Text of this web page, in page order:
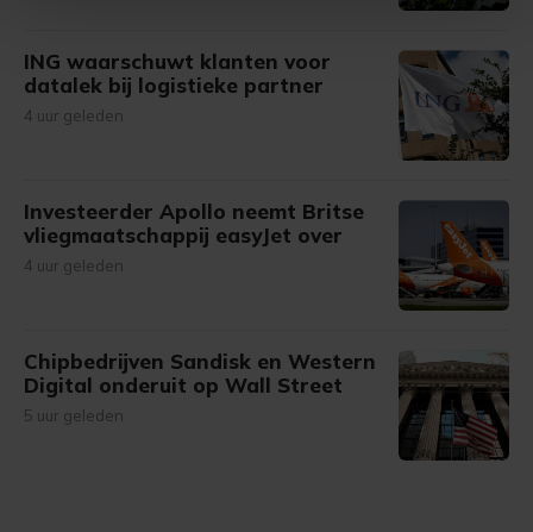
Met cookies werkt onze website beter en wordt jouw
bezoek makkelijker en persoonlijker. Op
onze cookiepagina kun je ons cookiebeleid bekijken en je
ING waarschuwt klanten voor
datalek bij logistieke partner
4 uur geleden
Investeerder Apollo neemt Britse
vliegmaatschappij easyJet over
4 uur geleden
Chipbedrijven Sandisk en Western
Digital onderuit op Wall Street
5 uur geleden